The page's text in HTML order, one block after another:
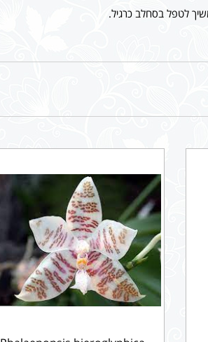
לטפל בסחלב כרגיל.